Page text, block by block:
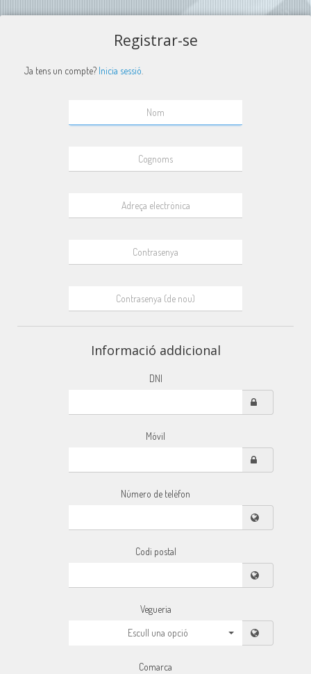
Registrar-se
Ja tens un compte? Inicia sessió
Informació addicional
DNI
Móvil
Número de telèfon
Codi postal
Vegueria
Escull una opció
Comarca